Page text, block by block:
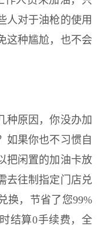
人对于油枪的使用
这种尴尬，也不会
原因，你没办加
如果你也不习惯自
把闲置的加油卡放
去往制指定门店兑
换，节省了您99%
结算0手续费，全